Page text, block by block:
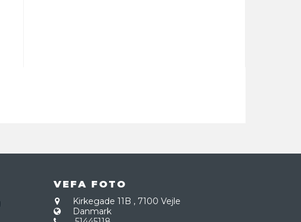
VEFA FOTO
Kirkegade 11B ,7100 Vejle
Danmark